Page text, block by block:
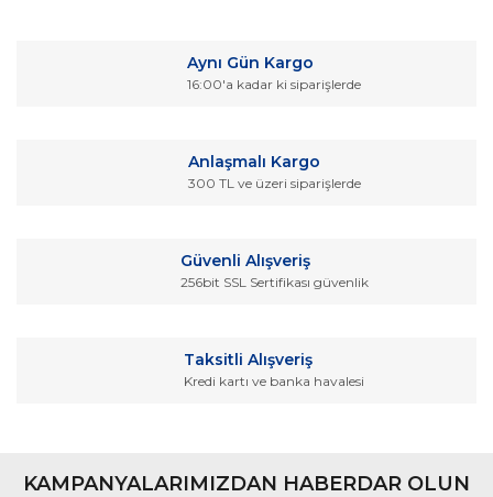
Görüş ve önerileriniz için teşekkür ederiz.
Ürün bilgilerinde hatalar bulunuyor.
Gönder
Aynı Gün Kargo
16:00'a kadar ki siparişlerde
Anlaşmalı Kargo
300 TL ve üzeri siparişlerde
Güvenli Alışveriş
256bit SSL Sertifikası güvenlik
Taksitli Alışveriş
Kredi kartı ve banka havalesi
KAMPANYALARIMIZDAN HABERDAR OLUN